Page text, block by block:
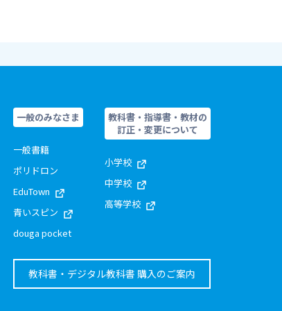
一般のみなさま
一般書籍
ポリドロン
EduTown
青いスピン
douga pocket
教科書・指導書・教材の
訂正・変更について
小学校
中学校
高等学校
教科書・デジタル教科書 購入のご案内